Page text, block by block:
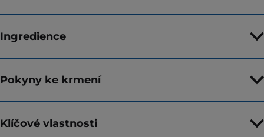
Ingredience
Pokyny ke krmení
Klíčové vlastnosti